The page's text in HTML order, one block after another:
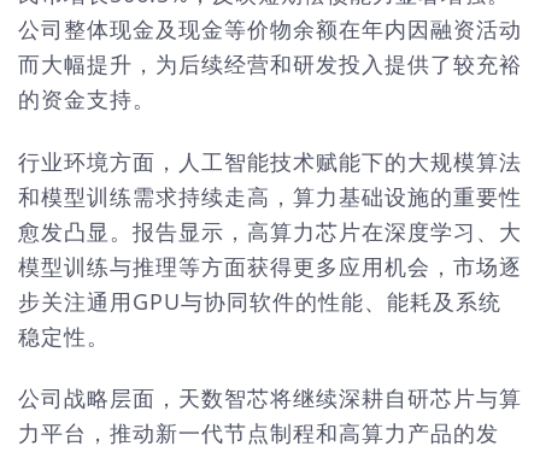
公司整体现金及现金等价物余额在年内因融资活动
而大幅提升，为后续经营和研发投入提供了较充裕
的资金支持。
行业环境方面，人工智能技术赋能下的大规模算法
和模型训练需求持续走高，算力基础设施的重要性
愈发凸显。报告显示，高算力芯片在深度学习、大
模型训练与推理等方面获得更多应用机会，市场逐
步关注通用GPU与协同软件的性能、能耗及系统
稳定性。
公司战略层面，天数智芯将继续深耕自研芯片与算
力平台，推动新一代节点制程和高算力产品的发